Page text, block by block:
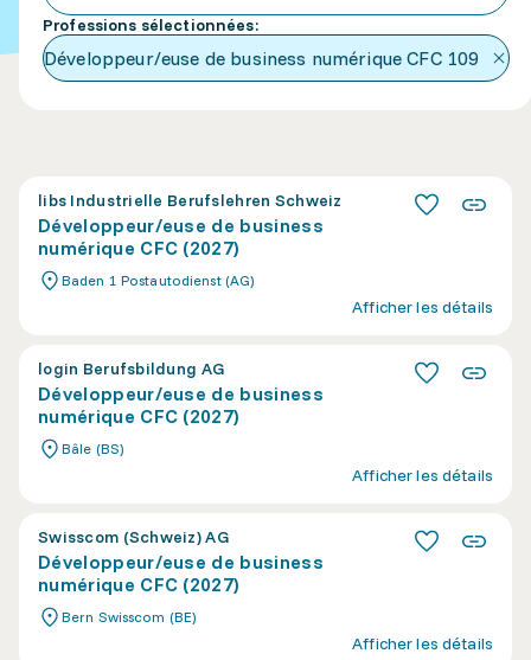
Professions sélectionnées:
Développeur/euse de business numérique CFC109
libs Industrielle Berufslehren Schweiz
Développeur/euse de business
numérique CFC (2027)
Baden 1 Postautodienst (AG)
Afficher les détails
login Berufsbildung AG
Développeur/euse de business
numérique CFC (2027)
Bâle (BS)
Afficher les détails
Swisscom (Schweiz) AG
Développeur/euse de business
numérique CFC (2027)
Bern Swisscom (BE)
Afficher les détails